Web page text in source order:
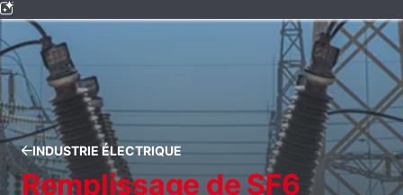
INDUSTRIE ÉLECTRIQUE
Remplissage de SF6